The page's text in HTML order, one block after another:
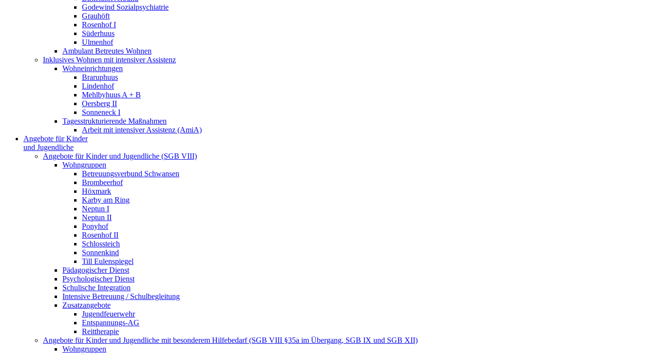
Godewind Sozialpsychiatrie
Grauhöft
Rosenhof I
Süderhuus
Ulmenhof
Ambulant Betreutes Wohnen
Inklusives Wohnen mit intensiver Assistenz
Wohneinrichtungen
Braruphuus
Lindenhof
Mehlbyhuus A + B
Oersberg II
Sonneneck I
Tagesstrukturierende Maßnahmen
Arbeit mit intensiver Assistenz (AmiA)
Angebote für Kinder
und Jugendliche
Angebote für Kinder und Jugendliche (SGB VIII)
Wohngruppen
Betreuungsverbund Schwansen
Brombeerhof
Höxmark
Karby am Ring
Neptun I
Neptun II
Ponyhof
Rosenhof II
Schlossteich
Sonnenkind
Till Eulenspiegel
Pädagogischer Dienst
Psychologischer Dienst
Schulische Integration
Intensive Betreuung / Schulbegleitung
Zusatzangebote
Jugendfeuerwehr
Entspannungs-AG
Reittherapie
Angebote für Kinder und Jugendliche mit besonderem Hilfebedarf (SGB VIII §35a im Übergang, SGB IX und SGB XII)
Wohngruppen